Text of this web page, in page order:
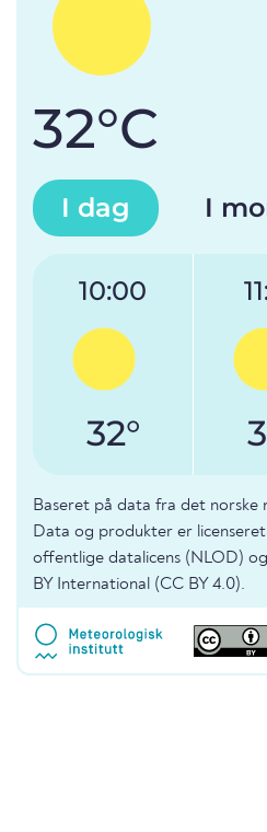
32°C
I dag I
10:00
32°
Baseret på data fra det norske
Data og produkter er
offentlige datalicens (NLOD)
BY International (CC BY 4.0).